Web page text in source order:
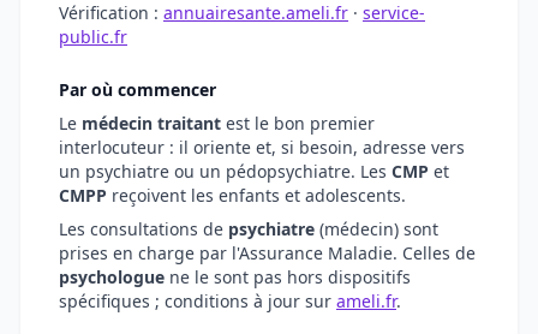
Vérification : annuairesante.ameli.fr · service-
public.fr
Par où commencer
Le médecin traitant est le bon premier
interlocuteur : il oriente et, si besoin, adresse vers
un psychiatre ou un pédopsychiatre. Les CMP et
CMPP reçoivent les enfants et adolescents.
Les consultations de psychiatre (médecin) sont
prises en charge par l'Assurance Maladie. Celles de
psychologue ne le sont pas hors dispositifs
spécifiques ; conditions à jour sur ameli.fr.